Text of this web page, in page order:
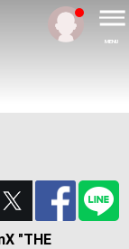
MENU
"THE